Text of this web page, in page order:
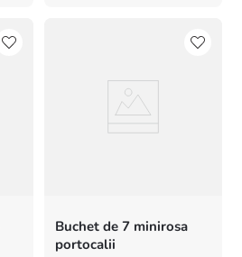
Buchet de 7 minirosa
portocalii